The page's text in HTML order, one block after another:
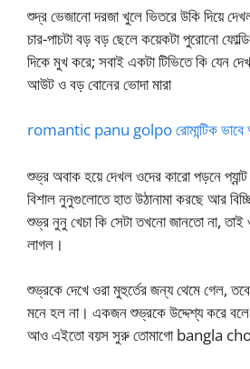
শুদ্র ভেজানো দরজা খুলে ভিতরে উকি দিয়ে
চার-পাচটা বড় বড় ছেলে কয়েকটা পুরোনো
দিকে মুখ করে; সবাই একটা টিভিতে কি যেন
আউট ও বড় বোনের ভোদা মারা
romantic panu golpo রোমান্টিক ভাবে
শুভ্র অবাক হয়ে দেখল ওদের কারো পড়নে
বিশাল নুনুগুলোতে হাত উঠানামা করছে আর
শুভ্র নুনু খেচা কি সেটা তখনো জানতো না, তাই
লাগল।
শুভ্রকে দেখে ওরা মুহুর্তের জন্য থেমে গেল,
মনে হল না। একজন শুভ্রকে উদ্দেশ্য করে
আও এইতো বয়স সুরু তোমাগো bangla